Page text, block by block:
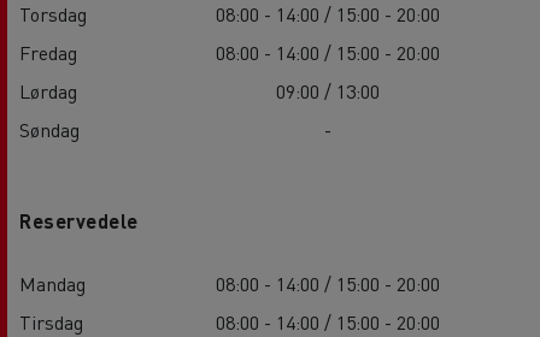
Torsdag
08:00 - 14:00 / 15:00 - 20:00
Fredag
08:00 - 14:00 / 15:00 - 20:00
Lørdag
09:00 / 13:00
Søndag
-
Reservedele
Mandag
08:00 - 14:00 / 15:00 - 20:00
Tirsdag
08:00 - 14:00 / 15:00 - 20:00